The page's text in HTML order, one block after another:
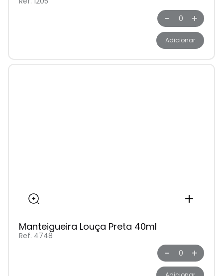
- +
Adicionar
Manteigueira Louça Preta 40ml
Ref. 4748
- +